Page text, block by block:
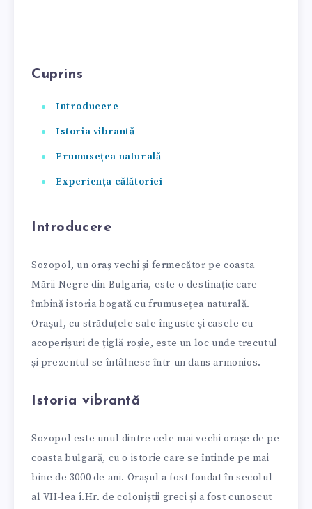
Cuprins
Introducere
Istoria vibrantă
Frumusețea naturală
Experiența călătoriei
Introducere
Sozopol, un oraș vechi și fermecător pe coasta
Mării Negre din Bulgaria, este o destinație care
îmbină istoria bogată cu frumusețea naturală.
Orașul, cu străduțele sale înguste și casele cu
acoperișuri de țiglă roșie, este un loc unde trecutul
și prezentul se întâlnesc într-un dans armonios.
Istoria vibrantă
Sozopol este unul dintre cele mai vechi orașe de pe
coasta bulgară, cu o istorie care se întinde pe mai
bine de 3000 de ani. Orașul a fost fondat în secolul
al VII-lea î.Hr. de coloniștii greci și a fost cunoscut